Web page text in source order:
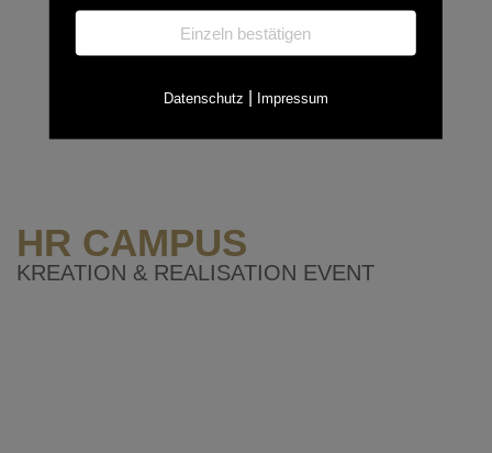
HR CAMPUS
KREATION & REALISATION EVENT
Einzeln bestätigen
Datenschutz Impressum